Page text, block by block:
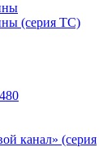
(серия ТС)
канал» (серия